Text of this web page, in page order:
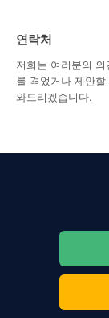
연락처
저희는 여러분의
를 겪었거나 제안
와드리겠습니다.